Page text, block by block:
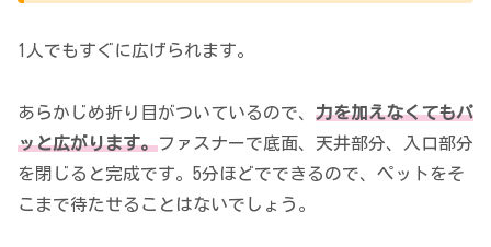
1人でもすぐに広げられます。
あらかじめ折り目がついているので、 力を加えなくてもパ
ッと広がります。ファスナーで底面、天井部分、入口部分
を閉じると完成です。5分ほどでできるので、ペットをそ
こまで待たせることはないでしょう。